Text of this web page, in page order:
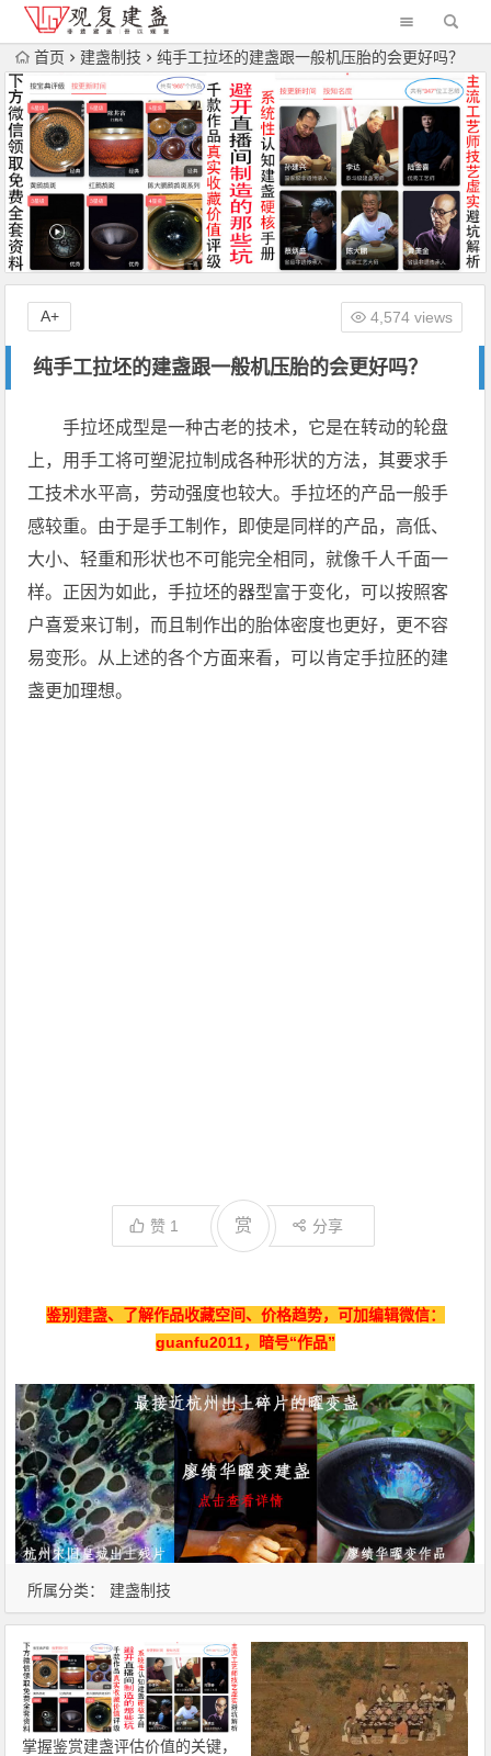
首页 建盏制技 纯手工拉坯的建盏跟一般机压胎的会更好吗？
纯手工拉坯的建盏跟一般机压胎的会更好吗？
4,574 views
A+
所属分类： 建盏制技
手拉坯成型是一种古老的技术，它是在转动的轮盘
上，用手工将可塑泥拉制成各种形状的方法，其要求手
工技术水平高，劳动强度也较大。手拉坯的产品一般手
感较重。由于是手工制作，即使是同样的产品，高低、
大小、轻重和形状也不可能完全相同，就像千人千面一
样。正因为如此，手拉坯的器型富于变化，可以按照客
户喜爱来订制，而且制作出的胎体密度也更好，更不容
易变形。从上述的各个方面来看，可以肯定手拉胚的建
盏更加理想。
赞 1 赏 分享
鉴别建盏、了解作品收藏空间、价格趋势，可加编辑微信：
guanfu2011，暗号“作品”
掌握鉴赏建盏评估价值的关键，